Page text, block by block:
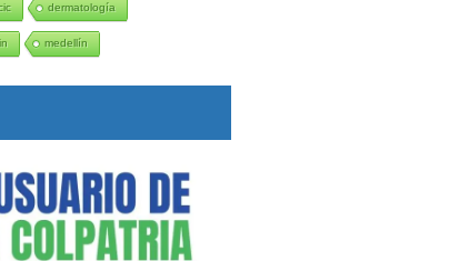
dermatología
medellín